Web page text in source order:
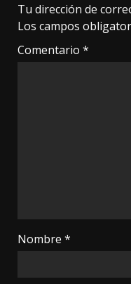
Tu dirección de
Los campos
Comentario *
Nombre *